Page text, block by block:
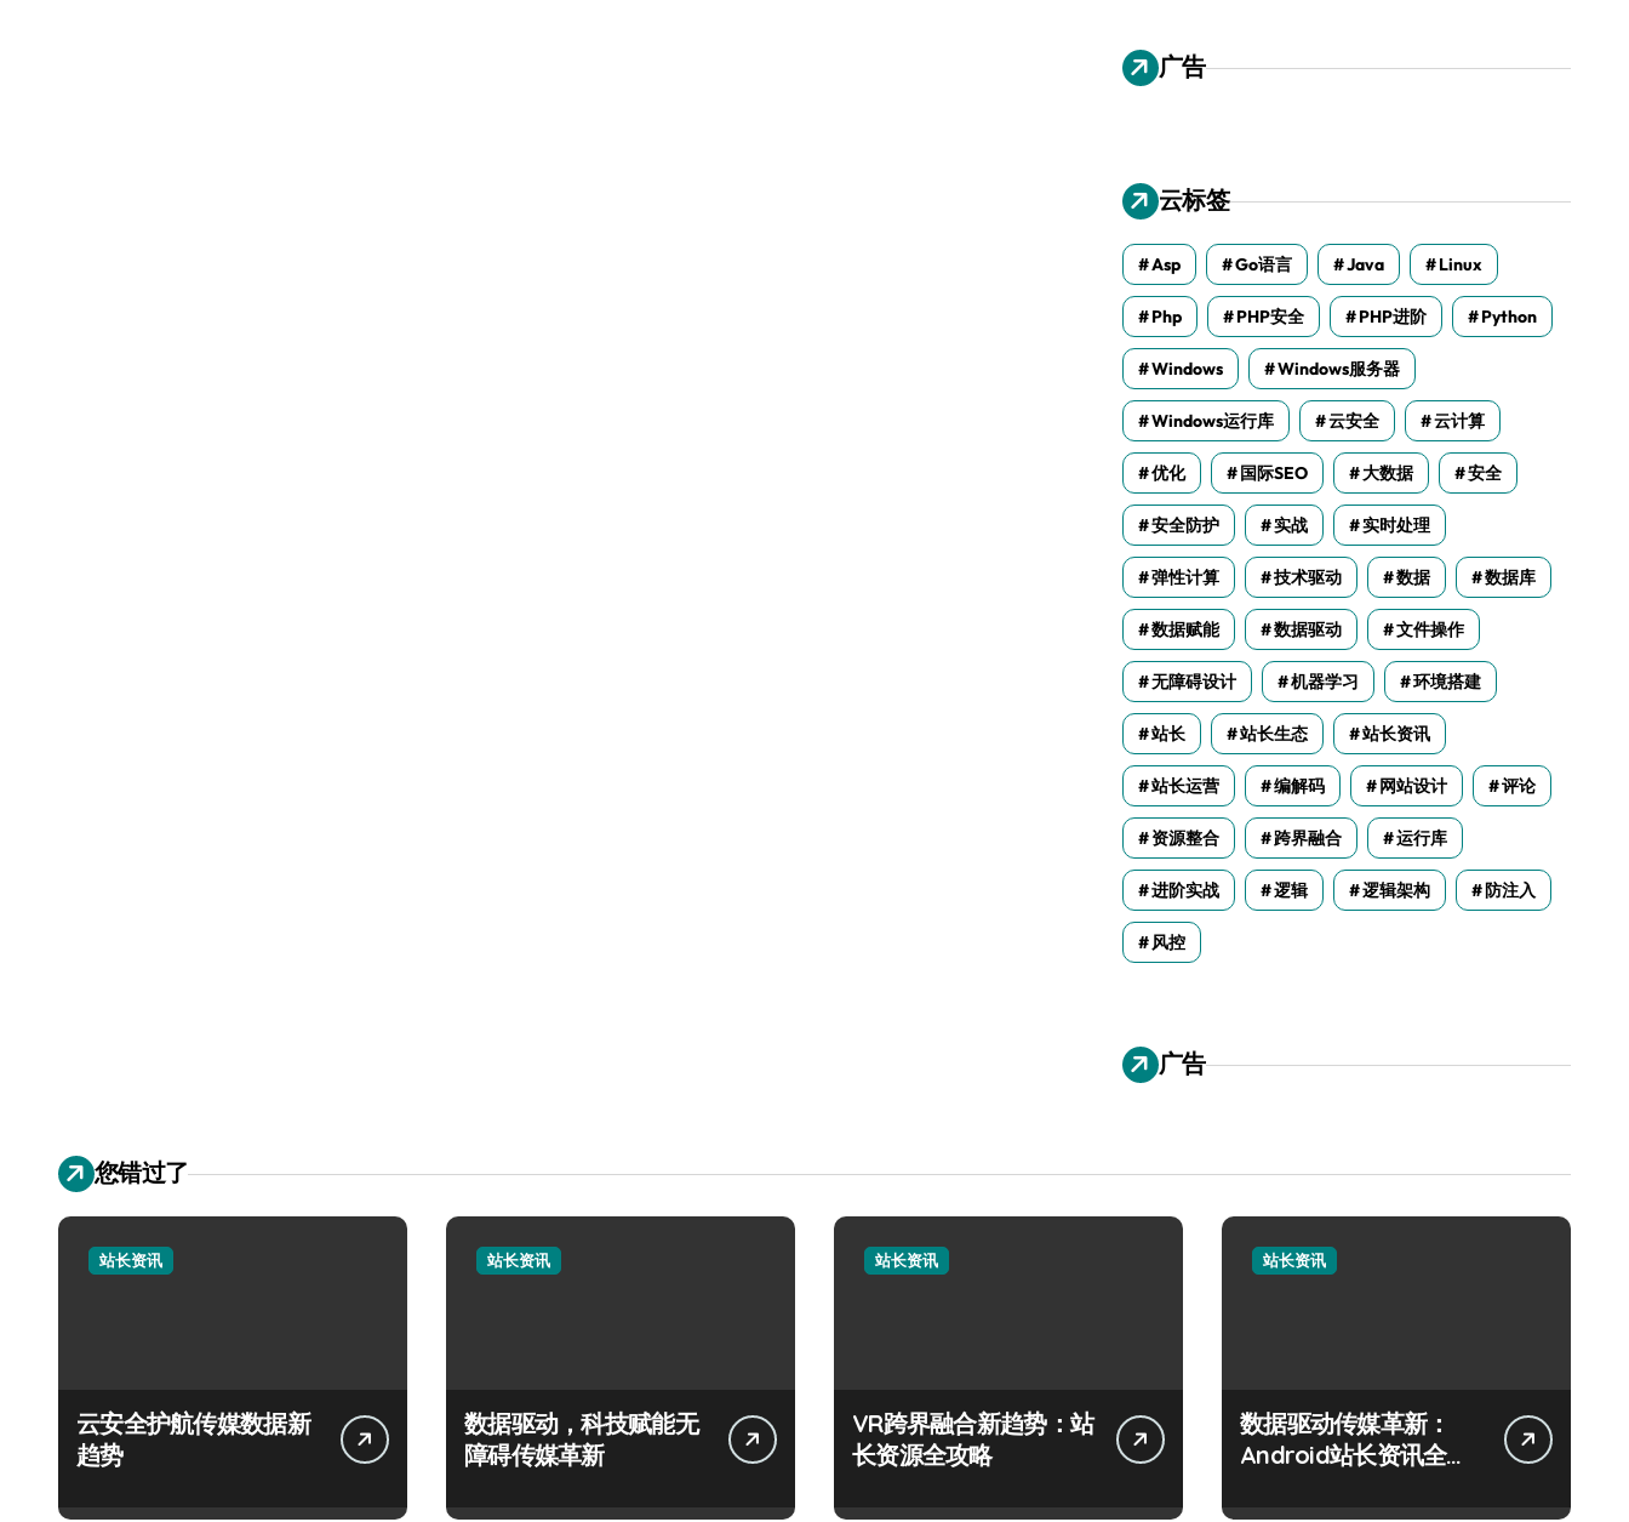
广告
云标签
Asp Go语言 Java Linux
Php PHP安全 PHP进阶 Python
Windows Windows服务器
Windows运行库 云安全 云计算
优化 国际SEO 大数据 安全
安全防护 实战 实时处理
弹性计算 技术驱动 数据 数据库
数据赋能 数据驱动 文件操作
无障碍设计 机器学习 环境搭建
站长 站长生态 站长资讯
站长运营 编解码 网站设计 评论
资源整合 跨界融合 运行库
进阶实战 逻辑 逻辑架构 防注入
风控
广告
您错过了
站长资讯
云安全护航传媒数据新
趋势
站长资讯
数据驱动，科技赋能无
障碍传媒革新
站长资讯
VR跨界融合新趋势：站
长资源全攻略
站长资讯
数据驱动传媒革新：
Android站长资讯全攻